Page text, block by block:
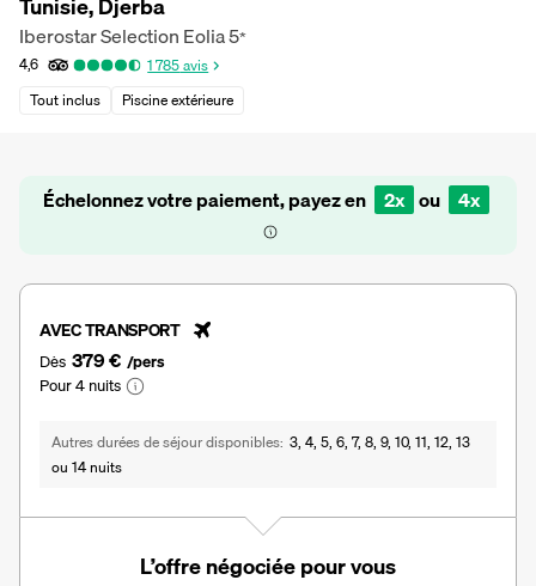
Tunisie, Djerba
Iberostar Selection Eolia5*
4,6 1 785avis
Tout inclus
Piscine extérieure
Échelonnez votre paiement, payez en 2x ou 4x
AVEC TRANSPORT
Dès 379 € /pers
Pour 4 nuits
Autres durées de séjour disponibles 3, 4, 5, 6, 7, 8, 9, 10, 11, 12, 13
ou 14 nuits
L’offre négociée pour vous